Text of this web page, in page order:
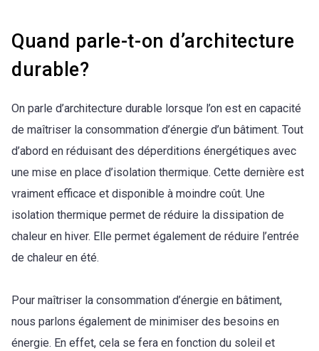
Quand parle-t-on d’architecture
durable?
On parle d’architecture durable lorsque l’on est en capacité
de maîtriser la consommation d’énergie d’un bâtiment. Tout
d’abord en réduisant des déperditions énergétiques avec
une mise en place d’isolation thermique. Cette dernière est
vraiment efficace et disponible à moindre coût. Une
isolation thermique permet de réduire la dissipation de
chaleur en hiver. Elle permet également de réduire l’entrée
de chaleur en été.
Pour maîtriser la consommation d’énergie en bâtiment,
nous parlons également de minimiser des besoins en
énergie. En effet, cela se fera en fonction du soleil et